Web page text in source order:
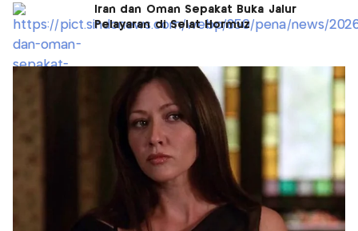
Iran dan Oman Sepakat Buka Jalur
Pelayaran di Selat Hormuz